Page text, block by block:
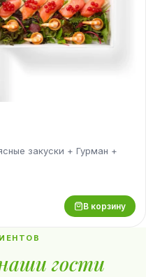
закуски + Гурман +
В корзину
гости